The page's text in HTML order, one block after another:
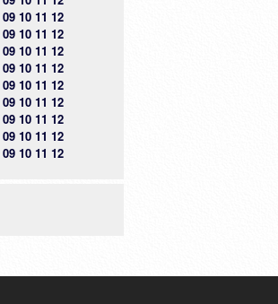
09 10 11 12
09 10 11 12
09 10 11 12
09 10 11 12
09 10 11 12
09 10 11 12
09 10 11 12
09 10 11 12
09 10 11 12